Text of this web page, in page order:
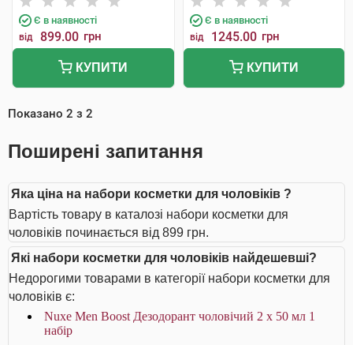
Є в наявності
від 899.00 грн
КУПИТИ
Є в наявності
від 1245.00 грн
КУПИТИ
Показано 2 з 2
Поширені запитання
Яка ціна на набори косметки для чоловіків ?
Вартість товару в каталозі набори косметки для
чоловіків починається від 899 грн.
Які набори косметки для чоловіків найдешевші?
Недорогими товарами в категорії набори косметки для
чоловіків є:
Nuxe Men Boost Дезодорант чоловічий 2 х 50 мл 1
набір